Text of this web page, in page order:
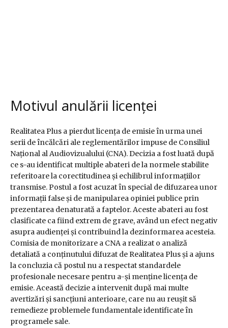
Motivul anulării licenței
Realitatea Plus a pierdut licența de emisie în urma unei
serii de încălcări ale reglementărilor impuse de Consiliul
Național al Audiovizualului (CNA). Decizia a fost luată după
ce s-au identificat multiple abateri de la normele stabilite
referitoare la corectitudinea și echilibrul informațiilor
transmise. Postul a fost acuzat în special de difuzarea unor
informații false și de manipularea opiniei publice prin
prezentarea denaturată a faptelor. Aceste abateri au fost
clasificate ca fiind extrem de grave, având un efect negativ
asupra audienței și contribuind la dezinformarea acesteia.
Comisia de monitorizare a CNA a realizat o analiză
detaliată a conținutului difuzat de Realitatea Plus și a ajuns
la concluzia că postul nu a respectat standardele
profesionale necesare pentru a-și menține licența de
emisie. Această decizie a intervenit după mai multe
avertizări și sancțiuni anterioare, care nu au reușit să
remedieze problemele fundamentale identificate în
programele sale.